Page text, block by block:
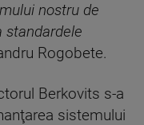
nostru de
standardele
Rogobete.
Berkovits s-a
sistemului